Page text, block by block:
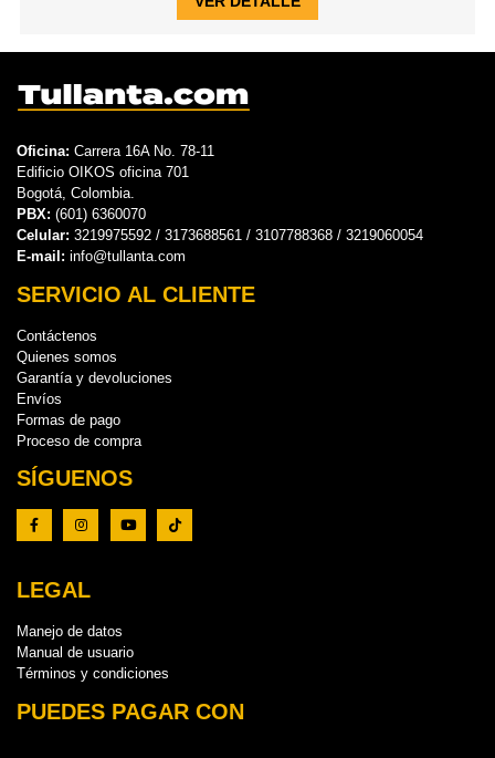
Oficina: Carrera 16A No. 78-11
Edificio OIKOS oficina 701
Bogotá, Colombia.
PBX: (601) 6360070
Celular: 3219975592 / 3173688561 / 3107788368 / 3219060054
E-mail: info@tullanta.com
SERVICIO AL CLIENTE
Contáctenos
Quienes somos
Garantía y devoluciones
Envíos
Formas de pago
Proceso de compra
SÍGUENOS
LEGAL
Manejo de datos
Manual de usuario
Términos y condiciones
PUEDES PAGAR CON